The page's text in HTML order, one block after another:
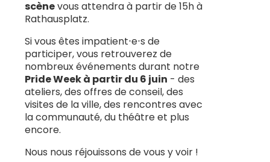
scènevous attendra à partir de 15h à
Rathausplatz.
Si vous êtes impatient⋅e⋅s de
participer, vous retrouverez de
nombreux événements durant notre
Pride Week à partir du 6 juin - des
ateliers, des offres de conseil, des
visites de la ville, des rencontres avec
la communauté, du théâtre et plus
encore.
Nous nous réjouissons de vous y voir !